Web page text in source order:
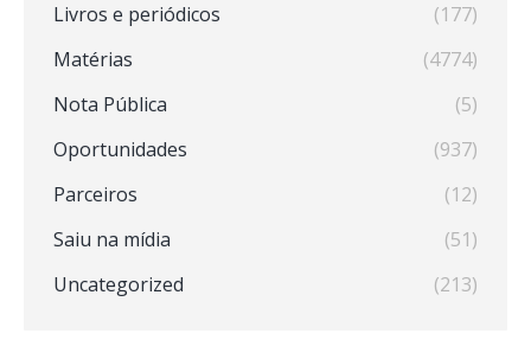
Livros e periódicos
(177)
Matérias
(4774)
Nota Pública
(5)
Oportunidades
(937)
Parceiros
(12)
Saiu na mídia
(51)
Uncategorized
(213)